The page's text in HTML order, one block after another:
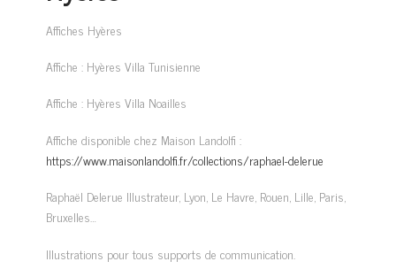
Affiches Hyères
Affiche : Hyères Villa Tunisienne
Affiche : Hyères Villa Noailles
Affiche disponible chez Maison Landolfi :
https://www.maisonlandolfi.fr/collections/raphael-delerue
Raphaël Delerue Illustrateur, Lyon, Le Havre, Rouen, Lille, Paris,
Bruxelles…
Illustrations pour tous supports de communication.